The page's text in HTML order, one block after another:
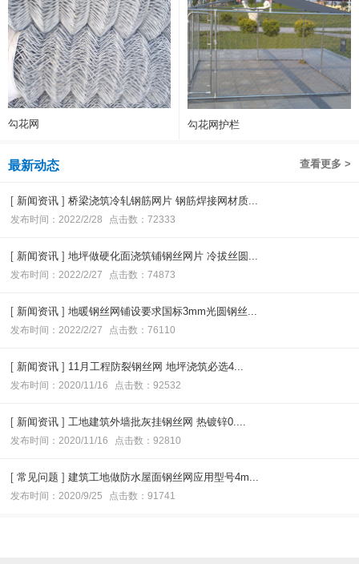
勾花网 勾花网护栏
查看更多 >
最新动态
[ 新闻资讯 ] 桥梁浇筑冷轧钢筋网片 钢筋焊接网材质...
发布时间：2022/2/28 点击数：72333
[ 新闻资讯 ] 地坪做硬化面浇筑铺钢丝网片 冷拔丝圆...
发布时间：2022/2/27 点击数：74873
[ 新闻资讯 ] 地暖钢丝网铺设要求国标3mm光圆钢丝...
发布时间：2022/2/27 点击数：76110
[ 新闻资讯 ] 11月工程防裂钢丝网 地坪浇筑必选4...
发布时间：2020/11/16 点击数：92532
[ 新闻资讯 ] 工地建筑外墙批灰挂钢丝网 热镀锌0....
发布时间：2020/11/16 点击数：92810
[ 常见问题 ] 建筑工地做防水屋面钢丝网应用型号4m...
发布时间：2020/9/25 点击数：91741